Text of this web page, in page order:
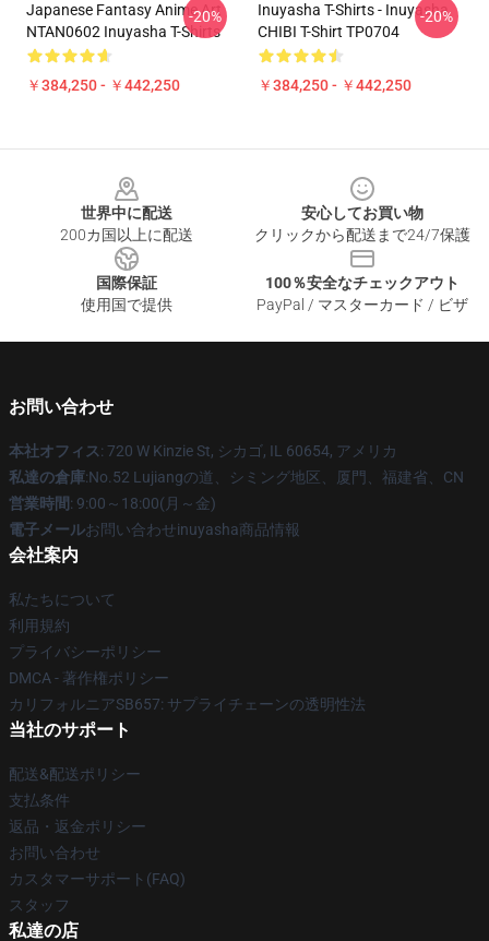
Japanese Fantasy Anime Art
NTAN0602 Inuyasha T-Shirts
￥384,250 - ￥442,250
-20%
Inuyasha T-Shirts - Inuyasha
CHIBI T-Shirt TP0704
￥384,250 - ￥442,250
-20%
世界中に配送
200カ国以上に配送
安心してお買い物
クリックから配送まで24/7保護
国際保証
使用国で提供
100％安全なチェックアウト
PayPal / マスターカード / ビザ
お問い合わせ
本社オフィス: 720 W Kinzie St, シカゴ, IL 60654, アメリカ
私達の倉庫:No.52 Lujiangの道、シミング地区、厦門、福建省、CN
営業時間: 9:00～18:00(月～金)
電子メールお問い合わせinuyasha商品情報
会社案内
私たちについて
利用規約
プライバシーポリシー
DMCA - 著作権ポリシー
カリフォルニアSB657: サプライチェーンの透明性法
当社のサポート
配送&配送ポリシー
支払条件
返品・返金ポリシー
お問い合わせ
カスタマーサポート(FAQ)
スタッフ
私達の店